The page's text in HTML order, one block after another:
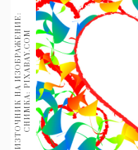
Книги 1188
30+ 1970
Гурме
Пътувай
237
И
З
Т
О
Ч
Н
И
К
Н
А
И
З
О
Б
Р
А
Ж
Е
Н
И
Е
:
С
Н
И
М
К
А
:
P
I
X
A
B
A
Y
.
C
OM